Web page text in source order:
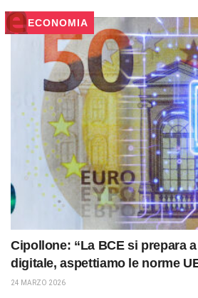
ECONOMIA
Cipollone: “La BCE si prepara
digitale, aspettiamo le norme
24 MARZO 2026